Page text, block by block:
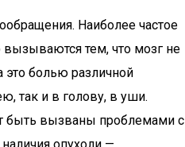
Наиболее частое
тем, что мозг не
это болью различной
так и в голову, в уши.
быть вызваны проблемами с